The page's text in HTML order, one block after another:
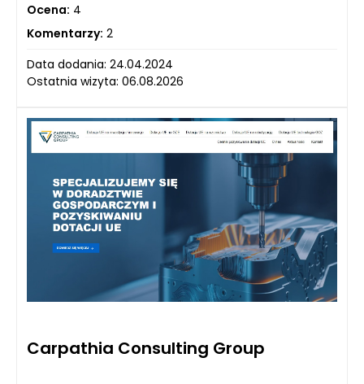
Ocena: 4
Komentarzy: 2
Data dodania: 24.04.2024
Ostatnia wizyta: 06.08.2026
Carpathia Consulting Group